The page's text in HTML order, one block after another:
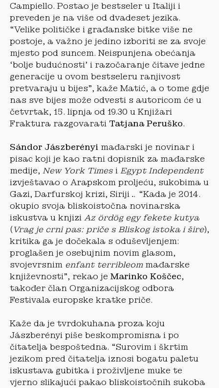
Campiello. Postao je bestseler u Italiji i
preveden je na više od dvadeset jezika.
“Velike političke i građanske bitke više ne
postoje, a važno je jedino izboriti se za svoje
mjesto pod suncem. Neispunjena obećanja
‘bolje budućnosti’ i razočaranje čitave jedne
generacije u ovom bestseleru ranjivost
pretvaraju u bijes”, kaže Matić, a o tome gdje
nas sve bijes može odvesti s autoricom će u
četvrtak, 15. lipnja od 19.30 u Knjižari
Fraktura razgovarati Tatjana Peruško.
Sándor Jászberényi mađarski je novinar i
pisac koji je kao ratni dopisnik za mađarske
medije, New York Times i Egypt Independent
izvještavao o Arapskom proljeću, sukobima u
Gazi, Darfurskoj krizi, Siriji… “Kada je 2014.
okupio svoja bliskoistočna novinarska
iskustva u knjizi Az ördög egy fekete kutya
(Vrag je crni pas: priče s Bliskog istoka i šire),
kritika ga je dočekala s oduševljenjem:
proglašen je osebujnim novim glasom,
svojevrsnim enfant terribleom mađarske
književnosti”, rekao je Marinko Koščec,
također član Organizacijskog odbora
Festivala europske kratke priče.
Kaže da je tvrdokuhana proza koju
Jászberényi piše beskompromisna i po
čitatelja bespoštedna. “Surovim i škrtim
jezikom pred čitatelja iznosi bogatu paletu
iskustava gubitka i proživljene muke te
vjerno slikajući pakao bliskoistočnih sukoba